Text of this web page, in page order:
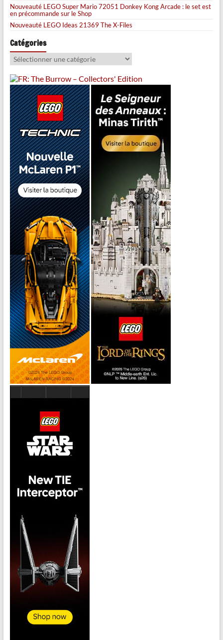
Nouveauté LEGO Super Mario 72051 Donkey Kong Arcade : le set est
en précommande sur le Shop
Nouveauté LEGO Ideas 21369 The X-Files
Catégories
Catégories